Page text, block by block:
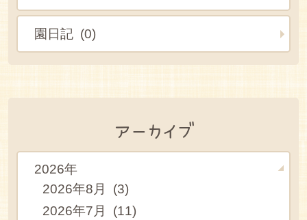
園日記 (0)
アーカイブ
2026年
2026年8月 (3)
2026年7月 (11)